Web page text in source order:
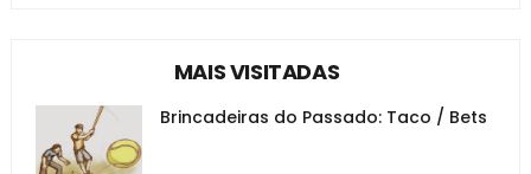
MAIS VISITADAS
Brincadeiras do Passado: Taco / Bets